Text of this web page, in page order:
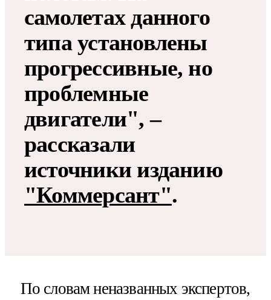
самолетах данного
типа установлены
прогрессивные, но
проблемные
двигатели", –
рассказали
источники изданию
"Коммерсант".
По словам неназванных экспертов,